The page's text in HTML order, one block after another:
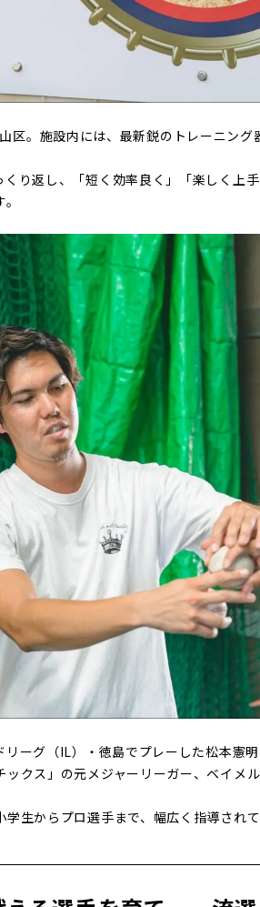
。施設内には、最新鋭のトレーニング
り返し、「短く効率良く」「楽しく上
ーグ（IL）・徳島でプレーした松本憲
クス」の元メジャーリーガー、ベイメ
生からプロ選手まで、幅広く指導されて